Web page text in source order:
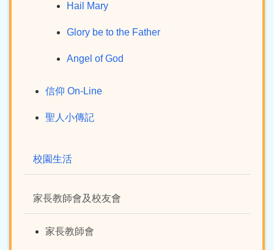
Hail Mary
Glory be to the Father
Angel of God
信仰 On-Line
聖人小傳記
校園生活
家長教師會及校友會
家長教師會